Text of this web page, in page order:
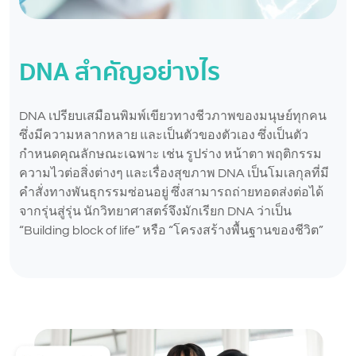
DNA สำคัญอย่างไร
DNA เปรียบเสมือนพิมพ์เขียวทางชีวภาพของมนุษย์ทุกคน
ซึ่งมีความหลากหลาย และเป็นตัวของตัวเอง ซึ่งเป็นตัว
กำหนดคุณลักษณะเฉพาะ เช่น รูปร่าง หน้าตา พฤติกรรม
ความไวต่อสิ่งต่างๆ และเรื่องสุขภาพ DNA เป็นโมเลกุลที่มี
คำสั่งทางพันธุกรรมซ่อนอยู่ ซึ่งสามารถถ่ายทอดส่งต่อได้
จากรุ่นสู่รุ่น นักวิทยาศาสตร์จึงมักเรียก DNA ว่าเป็น
“Building block of life” หรือ “โครงสร้างพื้นฐานของชีวิต”